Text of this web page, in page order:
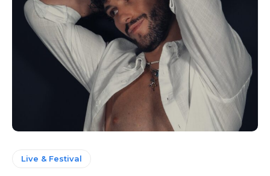
Live & Festival